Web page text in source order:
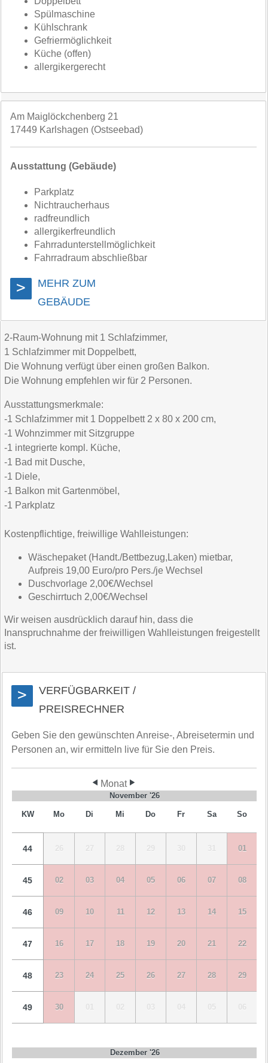
Spülmaschine
Kühlschrank
Gefriermöglichkeit
Küche (offen)
allergikergerecht
Am Maiglöckchenberg 21
17449 Karlshagen (Ostseebad)
Ausstattung (Gebäude)
Parkplatz
Nichtraucherhaus
radfreundlich
allergikerfreundlich
Fahrradunterstellmöglichkeit
Fahrradraum abschließbar
>
MEHR ZUM
GEBÄUDE
2-Raum-Wohnung mit 1 Schlafzimmer,
1 Schlafzimmer mit Doppelbett,
Die Wohnung verfügt über einen großen Balkon.
Die Wohnung empfehlen wir für 2 Personen.
Ausstattungsmerkmale:
-1 Schlafzimmer mit 1 Doppelbett 2 x 80 x 200 cm,
-1 Wohnzimmer mit Sitzgruppe
-1 integrierte kompl. Küche,
-1 Bad mit Dusche,
-1 Diele,
-1 Balkon mit Gartenmöbel,
-1 Parkplatz
Kostenpflichtige, freiwillige Wahlleistungen:
Wäschepaket (Handt./Bettbezug,Laken) mietbar,
Aufpreis 19,00 Euro/pro Pers./je Wechsel
Duschvorlage 2,00€/Wechsel
Geschirrtuch 2,00€/Wechsel
Wir weisen ausdrücklich darauf hin, dass die
Inanspruchnahme der freiwilligen Wahlleistungen freigestellt
ist.
>
VERFÜGBARKEIT /
PREISRECHNER
Geben Sie den gewünschten Anreise-, Abreisetermin und
Personen an, wir ermitteln live für Sie den Preis.
Monat
November '26
KW Mo Di Mi Do Fr Sa So
44 26 27 28 29 30 31 01
45 02 03 04 05 06 07 08
46 09 10 11 12 13 14 15
47 16 17 18 19 20 21 22
48 23 24 25 26 27 28 29
49 30 01 02 03 05 06
Dezember '26